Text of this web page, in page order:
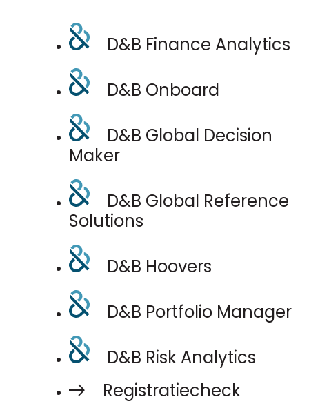
D&B Finance Analytics
D&B Onboard
D&B Global Decision
Maker
D&B Global Reference
Solutions
D&B Hoovers
D&B Portfolio Manager
D&B Risk Analytics
Registratiecheck